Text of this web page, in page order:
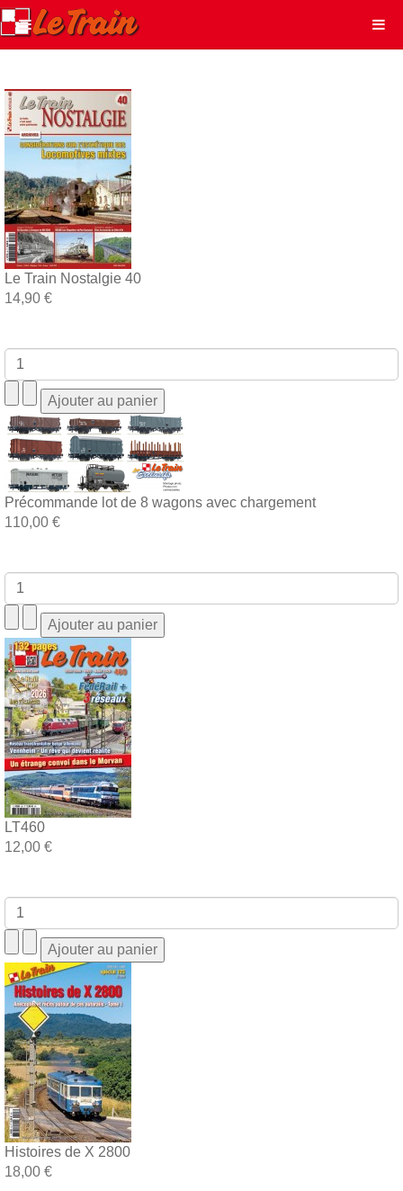
Le Train Nostalgie 40
14,90 €
Précommande lot de 8 wagons avec chargement
110,00 €
LT460
12,00 €
Histoires de X 2800
18,00 €